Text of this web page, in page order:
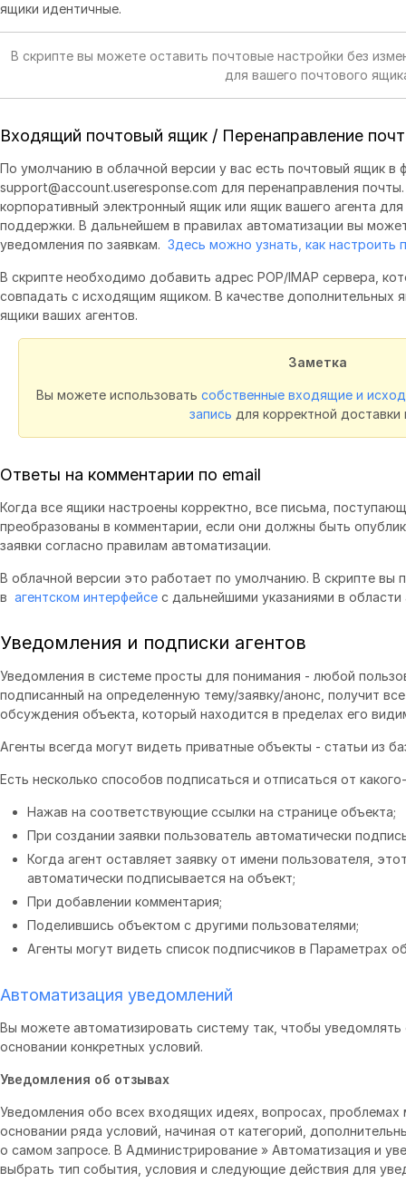
ящики идентичные.
В скрипте вы можете оставить почтовые настройки без
для вашего почтового
Входящий почтовый ящик / Перенаправление
По умолчанию в облачной версии у вас есть почтовый ящик в
support@account.useresponse.com для перенаправления
корпоративный электронный ящик или ящик вашего агента
поддержки. В дальнейшем в правилах автоматизации вы
уведомления по заявкам. Здесь можно узнать, как настроить
В скрипте необходимо добавить адрес POP/IMAP сервера,
совпадать с исходящим ящиком. В качестве дополнительных
ящики ваших агентов.
Заметка
Вы можете использовать собственные входящие и
запись для корректной доставки
Ответы на комментарии по email
Когда все ящики настроены корректно, все письма,
преобразованы в комментарии, если они должны быть
заявки согласно правилам автоматизации.
В облачной версии это работает по умолчанию. В скрипте вы
в агентском интерфейсе с дальнейшими указаниями в
Уведомления и подписки агентов
Уведомления в системе просты для понимания - любой
подписанный на определенную тему/заявку/анонс, получит
обсуждения объекта, который находится в пределах его
Агенты всегда могут видеть приватные объекты - статьи из
Есть несколько способов подписаться и отписаться от
Нажав на соответствующие ссылки на странице объекта;
При создании заявки пользователь автоматически
Когда агент оставляет заявку от имени пользователя,
автоматически подписывается на объект;
При добавлении комментария;
Поделившись объектом с другими пользователями;
Агенты могут видеть список подписчиков в Параметрах
Автоматизация уведомлений
Вы можете автоматизировать систему так, чтобы уведомлять
основании конкретных условий.
Уведомления об отзывах
Уведомления обо всех входящих идеях, вопросах, проблемах
основании ряда условий, начиная от категорий,
о самом запросе. В Администрирование » Автоматизация и
выбрать тип события, условия и следующие действия для